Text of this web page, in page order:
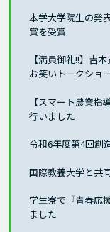
本学大学院生の発
賞を受賞
【満員御礼!!】吉
お笑いトークショ
【スマート農業
行いました
令和6年度第4回創
国際教養大学と共
学生寮で『青春応
ました